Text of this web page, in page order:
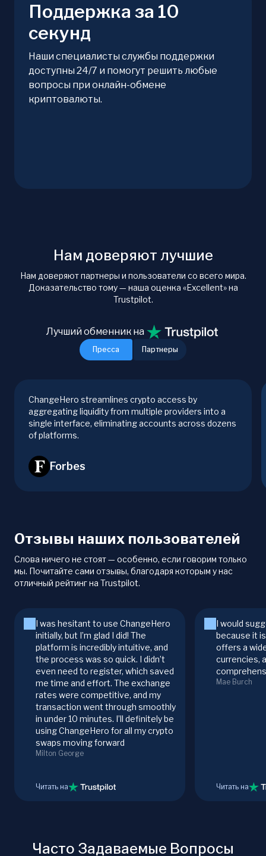
Поддержка за 10
секунд
Наши специалисты службы поддержки
доступны 24/7 и помогут решить любые
вопросы при онлайн-обмене
криптовалюты.
Нам доверяют лучшие
Нам доверяют партнеры и пользователи со всего мира.
Доказательство тому — наша оценка «Excellent» на
Trustpilot.
Пресса Партнеры
Лучший обменник на
ChangeHero streamlines crypto access by
aggregating liquidity from multiple providers into a
single interface, eliminating accounts across dozens
of platforms.
Forbes
Отзывы наших пользователей
Слова ничего не стоят — особенно, если говорим только
мы. Почитайте сами отзывы, благодаря которым у нас
отличный рейтинг на Trustpilot.
I was hesitant to use ChangeHero
initially, but I’m glad I did! The
platform is incredibly intuitive, and
the process was so quick. I didn’t
even need to register, which saved
me time and effort. The exchange
rates were competitive, and my
transaction went through smoothly
in under 10 minutes. I’ll definitely be
using ChangeHero for all my crypto
swaps moving forward
Milton George
Читать на
I would
because it
offers a
currencies,
Mae Burch
Читать на
Часто Задаваемые Вопросы